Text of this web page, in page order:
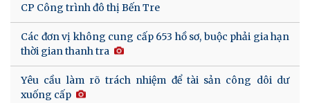
CP Công trình đô thị Bến Tre
Các đơn vị không cung cấp 653 hồ sơ, buộc phải gia hạn
thời gian thanh tra
Yêu cầu làm rõ trách nhiệm để tài sản công dôi dư
xuống cấp